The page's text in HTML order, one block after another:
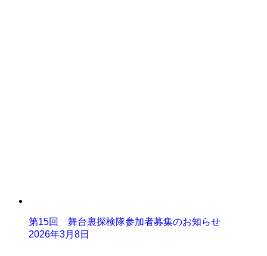
第15回 舞台裏探検隊参加者募集のお知らせ
2026年3月8日